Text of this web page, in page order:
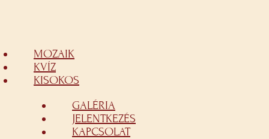
MOZAIK
KVÍZ
KISOKOS
GALÉRIA
JELENTKEZÉS
KAPCSOLAT